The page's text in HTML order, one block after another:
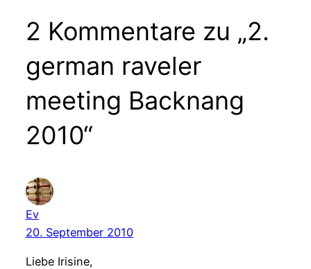
2 Kommentare zu „2.
german raveler
meeting Backnang
2010“
Ev
20. September 2010
Liebe Irisine,